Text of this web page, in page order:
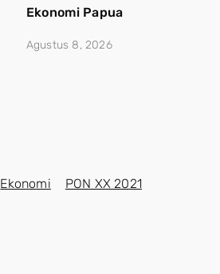
Ekonomi Papua
Agustus 8, 2026
Ekonomi PON XX 2021